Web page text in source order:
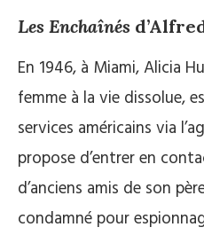
Les Enchaînés
En 1946, à Miami, Alicia
femme à la vie dissolue,
services américains via
propose d’entrer en
d’anciens amis de son
condamné pour